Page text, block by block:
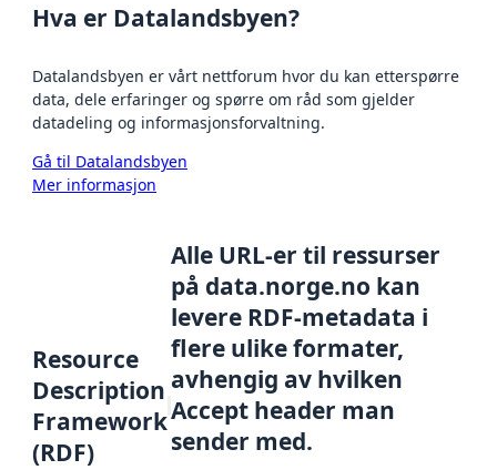
Hva er Datalandsbyen?
Datalandsbyen er vårt nettforum hvor du kan etterspørre
data, dele erfaringer og spørre om råd som gjelder
datadeling og informasjonsforvaltning.
Gå til Datalandsbyen
Mer informasjon
Resource
Description
Framework
(RDF)
Alle URL-er til ressurser
på data.norge.no kan
levere RDF-metadata i
flere ulike formater,
avhengig av hvilken
Accept header man
sender med.